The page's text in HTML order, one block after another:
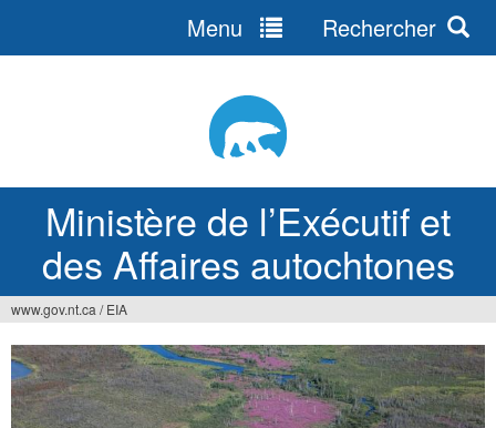
Ministère de l’Exécutif et
des Affaires autochtones
Menu Rechercher
Vous
êtes
ici
www.gov.nt.ca / EIA